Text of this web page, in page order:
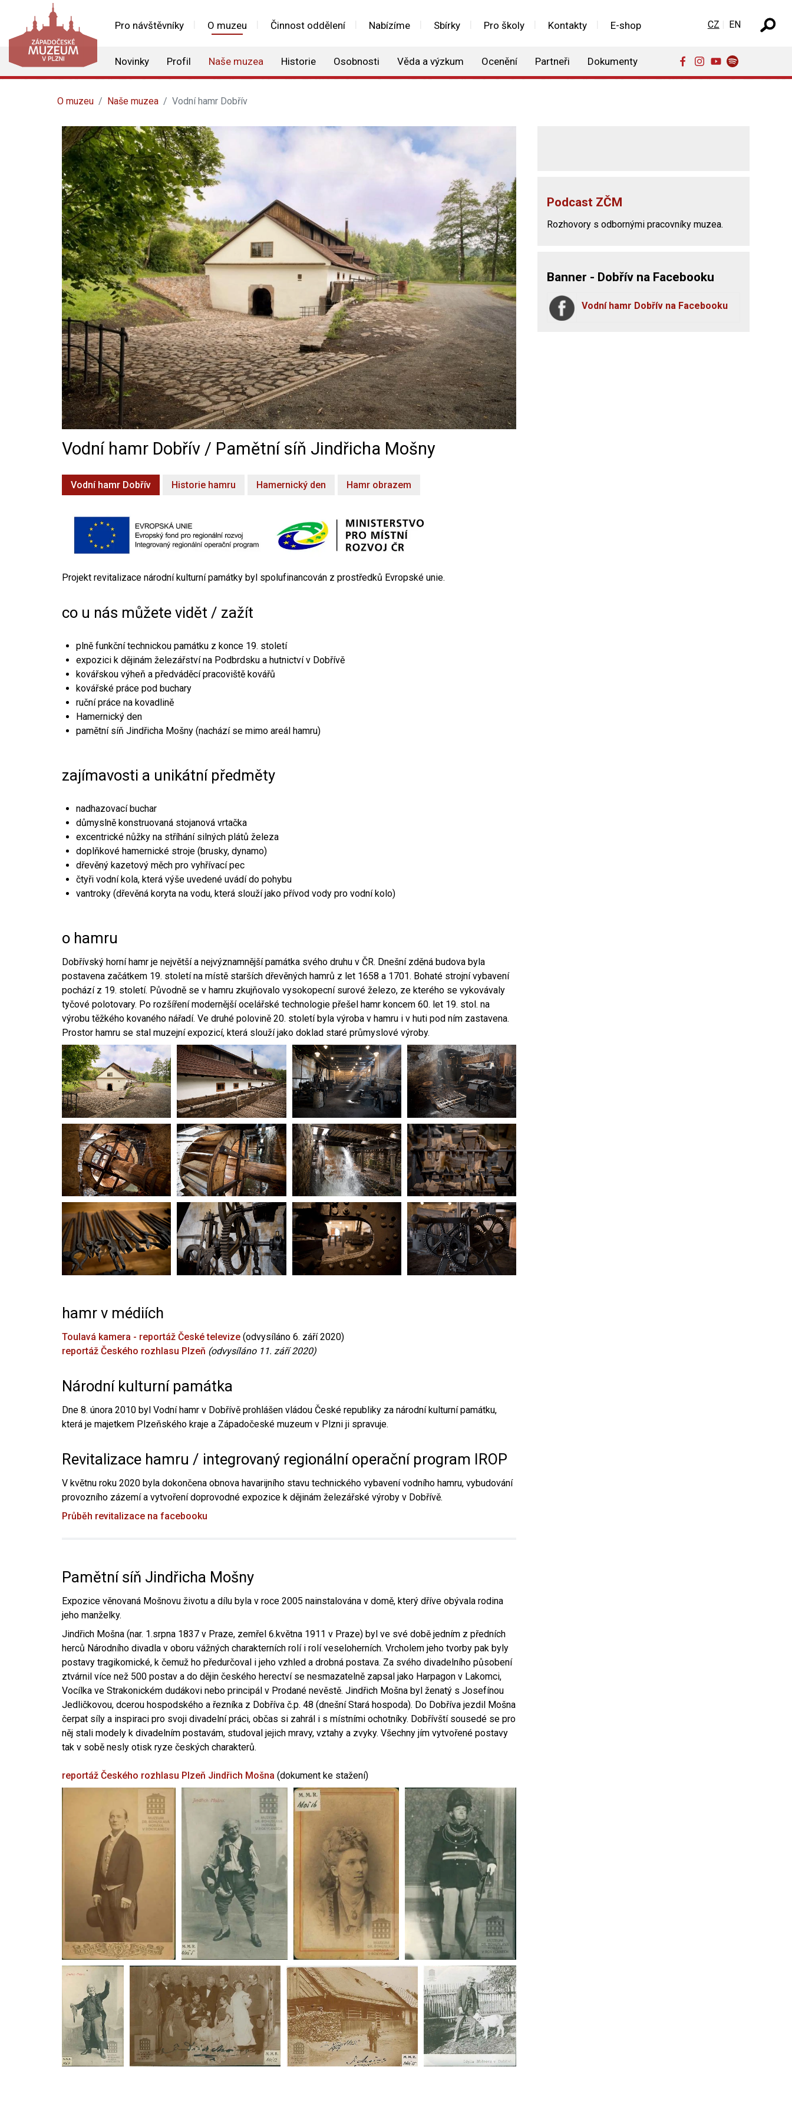
Pro návštěvníky O muzeu Činnost oddělení Nabízíme Sbírky Pro školy Kontakty E-shop
Novinky Profil Naše muzea Historie Osobnosti Věda a výzkum Ocenění Partneři Dokumenty
Zvolte jazyk
CZ EN
O muzeu Naše muzea Vodní hamr Dobřív
Vodní hamr Dobřív / Pamětní síň Jindřicha Mošny
Vodní hamr Dobřív Historie hamru Hamernický den Hamr obrazem
Projekt revitalizace národní kulturní památky byl spolufinancován z prostředků Evropské unie.
co u nás můžete vidět / zažít
plně funkční technickou památku z konce 19. století
expozici k dějinám železářství na Podbrdsku a hutnictví v Dobřívě
kovářskou výheň a předváděcí pracoviště kovářů
kovářské práce pod buchary
ruční práce na kovadlině
Hamernický den
pamětní síň Jindřicha Mošny (nachází se mimo areál hamru)
zajímavosti a unikátní předměty
nadhazovací buchar
důmyslně konstruovaná stojanová vrtačka
excentrické nůžky na stříhání silných plátů železa
doplňkové hamernické stroje (brusky, dynamo)
dřevěný kazetový měch pro vyhřívací pec
čtyři vodní kola, která výše uvedené uvádí do pohybu
vantroky (dřevěná koryta na vodu, která slouží jako přívod vody pro vodní kolo)
o hamru
Dobřívský horní hamr je největší a nejvýznamnější památka svého druhu v ČR. Dnešní zděná budova byla
postavena začátkem 19. století na místě starších dřevěných hamrů z let 1658 a 1701. Bohaté strojní vybavení
pochází z 19. století. Původně se v hamru zkujňovalo vysokopecní surové železo, ze kterého se vykovávaly
tyčové polotovary. Po rozšíření modernější ocelářské technologie přešel hamr koncem 60. let 19. stol. na
výrobu těžkého kovaného nářadí. Ve druhé polovině 20. století byla výroba v hamru i v huti pod ním zastavena.
Prostor hamru se stal muzejní expozicí, která slouží jako doklad staré průmyslové výroby.
hamr v médiích
Toulavá kamera - reportáž České televize (odvysíláno 6. září 2020)
reportáž Českého rozhlasu Plzeň (odvysíláno 11. září 2020)
Národní kulturní památka
Dne 8. února 2010 byl Vodní hamr v Dobřívě prohlášen vládou České republiky za národní kulturní památku,
která je majetkem Plzeňského kraje a Západočeské muzeum v Plzni ji spravuje.
Revitalizace hamru / integrovaný regionální operační program IROP
V květnu roku 2020 byla dokončena obnova havarijního stavu technického vybavení vodního hamru, vybudování
provozního zázemí a vytvoření doprovodné expozice k dějinám železářské výroby v Dobřívě.
Průběh revitalizace na facebooku
Pamětní síň Jindřicha Mošny
Expozice věnovaná Mošnovu životu a dílu byla v roce 2005 nainstalována v domě, který dříve obývala rodina
jeho manželky.
Jindřich Mošna (nar. 1.srpna 1837 v Praze, zemřel 6.května 1911 v Praze) byl ve své době jedním z předních
herců Národního divadla v oboru vážných charakterních rolí i rolí veseloherních. Vrcholem jeho tvorby pak byly
postavy tragikomické, k čemuž ho předurčoval i jeho vzhled a drobná postava. Za svého divadelního působení
ztvárnil více než 500 postav a do dějin českého herectví se nesmazatelně zapsal jako Harpagon v Lakomci,
Vocílka ve Strakonickém dudákovi nebo principál v Prodané nevěstě. Jindřich Mošna byl ženatý s Josefínou
Jedličkovou, dcerou hospodského a řezníka z Dobříva č.p. 48 (dnešní Stará hospoda). Do Dobříva jezdil Mošna
čerpat síly a inspiraci pro svoji divadelní práci, občas si zahrál i s místními ochotníky. Dobřívští sousedé se pro
něj stali modely k divadelním postavám, studoval jejich mravy, vztahy a zvyky. Všechny jím vytvořené postavy
tak v sobě nesly otisk ryze českých charakterů.
reportáž Českého rozhlasu Plzeň Jindřich Mošna (dokument ke stažení)
Podcast ZČM
Rozhovory s odbornými pracovníky muzea.
Banner - Dobřív na Facebooku
Vodní hamr Dobřív na Facebooku